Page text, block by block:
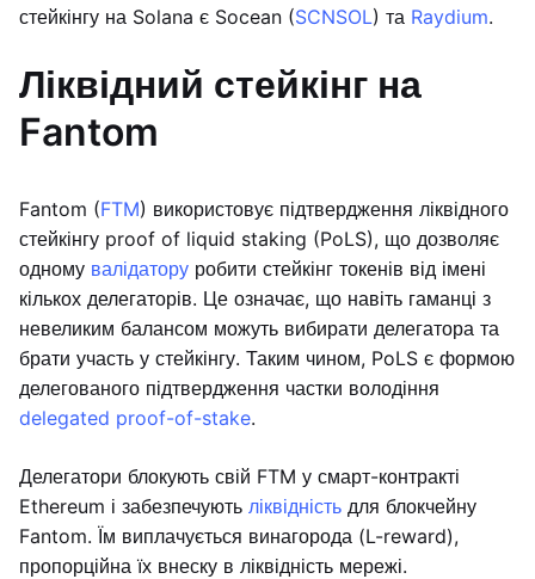
стейкінгу на Solana є Socean (SCNSOL) та Raydium.
Ліквідний стейкінг на
Fantom
Fantom (FTM) використовує підтвердження ліквідного
стейкінгу proof of liquid staking (PoLS), що дозволяє
одному валідатору робити стейкінг токенів від імені
кількох делегаторів. Це означає, що навіть гаманці з
невеликим балансом можуть вибирати делегатора та
брати участь у стейкінгу. Таким чином, PoLS є формою
делегованого підтвердження частки володіння
delegated proof-of-stake.
Делегатори блокують свій FTM у смарт-контракті
Ethereum і забезпечують ліквідність для блокчейну
Fantom. Їм виплачується винагорода (L-reward),
пропорційна їх внеску в ліквідність мережі.